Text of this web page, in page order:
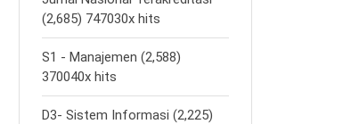
(2,685) 747030x hits
S1 - Manajemen (2,588)
370040x hits
D3- Sistem Informasi (2,225)